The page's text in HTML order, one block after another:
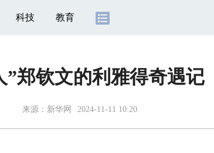
科技 教育
”郑钦文的利雅得奇遇记
来源： 新华网 2024-11-11 10:20